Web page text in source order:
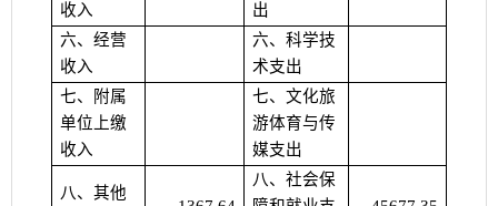
收入
出
六、经营
收入
六、科学技
术支出
七、附属
单位上缴
收入
七、文化旅
游体育与传
媒支出
八、其他
八、社会保